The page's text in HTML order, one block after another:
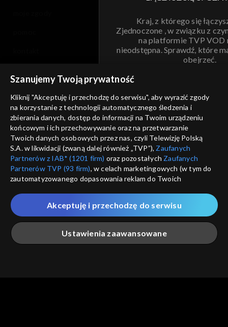
Kraj, z którego się
Zjednoczone , w związku z
na platformie TVP VOD
nieodstępna. Sprawdź, które
obejrzeć.
ANULUJ
informacje o dostawcy usług
Szanujemy Twoją prywatność
Kliknij "Akceptuję i przechodzę do serwisu", aby wyrazić zgody
na korzystanie z technologii automatycznego śledzenia i
zbierania danych, dostęp do informacji na Twoim urządzeniu
końcowym i ich przechowywanie oraz na przetwarzanie
Twoich danych osobowych przez nas, czyli Telewizję Polską
S.A. w likwidacji (zwaną dalej również „TVP”), Zaufanych
Partnerów z IAB* (1201 firm) oraz pozostałych Zaufanych
Partnerów TVP (93 firm), w celach marketingowych (w tym do
zautomatyzowanego dopasowania reklam do Twoich
które wskazujemy poniżej, a także zgody na udostępnianie
przez nas identyfikatora PPID do Google.
Twoje dane osobowe zbierane podczas odwiedzania przez
Ciebie naszych
poszczególnych serwisówzwanych dalej
„Portalem”, w tym informacje zapisywane za pomocą
Ustawienia zaawansowane
Akceptuję i przechodzę do serwisu